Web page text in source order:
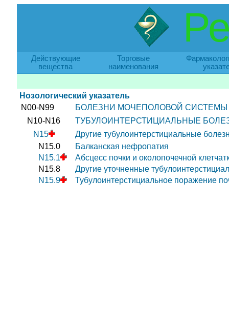
Действующие
вещества
Торговые
наименования
Нозологический указатель
N00-N99
БОЛЕЗНИ МОЧЕПОЛОВОЙ СИСТЕМЫ
N10-N16
ТУБУЛОИНТЕРСТИЦИАЛЬНЫЕ
N15
Другие тубулоинтерстициальные
N15.0
Балканская нефропатия
N15.1
Абсцесс почки и околопочечной
N15.8
Другие уточненные
N15.9
Тубулоинтерстициальное поражение